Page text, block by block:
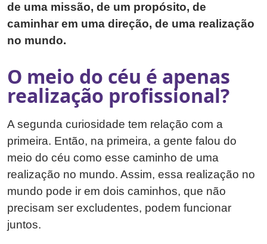
de uma missão, de um propósito, de
caminhar em uma direção, de uma realização
no mundo.
O meio do céu é apenas
realização profissional?
A segunda curiosidade tem relação com a
primeira. Então, na primeira, a gente falou do
meio do céu como esse caminho de uma
realização no mundo. Assim, essa realização no
mundo pode ir em dois caminhos, que não
precisam ser excludentes, podem funcionar
juntos.